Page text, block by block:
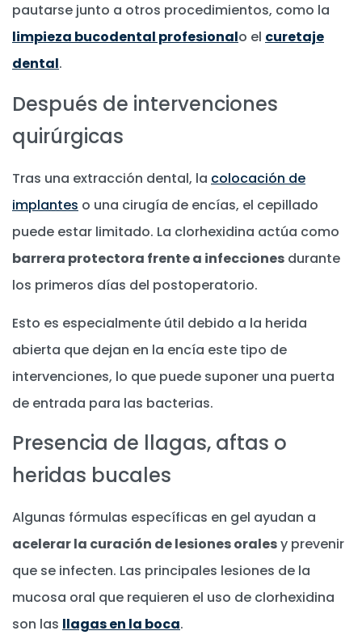
pautarse junto a otros procedimientos, como la
limpieza bucodental profesionalo el curetaje
dental.
Después de intervenciones
quirúrgicas
Tras una extracción dental, la colocación de
implantes o una cirugía de encías, el cepillado
puede estar limitado. La clorhexidina actúa como
barrera protectora frente a infecciones durante
los primeros días del postoperatorio.
Esto es especialmente útil debido a la herida
abierta que dejan en la encía este tipo de
intervenciones, lo que puede suponer una puerta
de entrada para las bacterias.
Presencia de llagas, aftas o
heridas bucales
Algunas fórmulas específicas en gel ayudan a
acelerar la curación de lesiones oralesy prevenir
que se infecten. Las principales lesiones de la
mucosa oral que requieren el uso de clorhexidina
son las llagas en la boca.